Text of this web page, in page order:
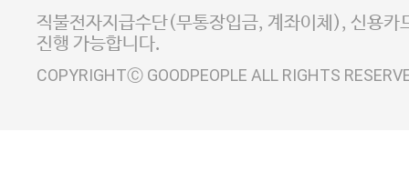
사업자정보확인
이니시스 에스크로 서비
직불전자지급수단(무통장입금, 계좌이체), 신용카
진행 가능합니다.
COPYRIGHTⒸ GOODPEOPLE ALL RIGHTS